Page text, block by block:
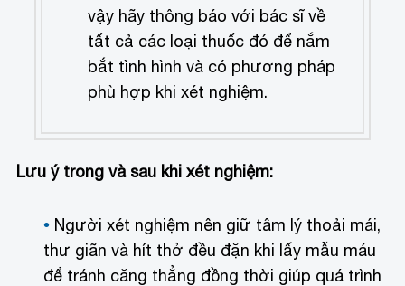
vậy hãy thông báo với bác sĩ về
tất cả các loại thuốc đó để nắm
bắt tình hình và có phương pháp
phù hợp khi xét nghiệm.
Lưu ý trong và sau khi xét nghiệm:
Người xét nghiệm nên giữ tâm lý thoải mái,
thư giãn và hít thở đều đặn khi lấy mẫu máu
để tránh căng thẳng đồng thời giúp quá trình